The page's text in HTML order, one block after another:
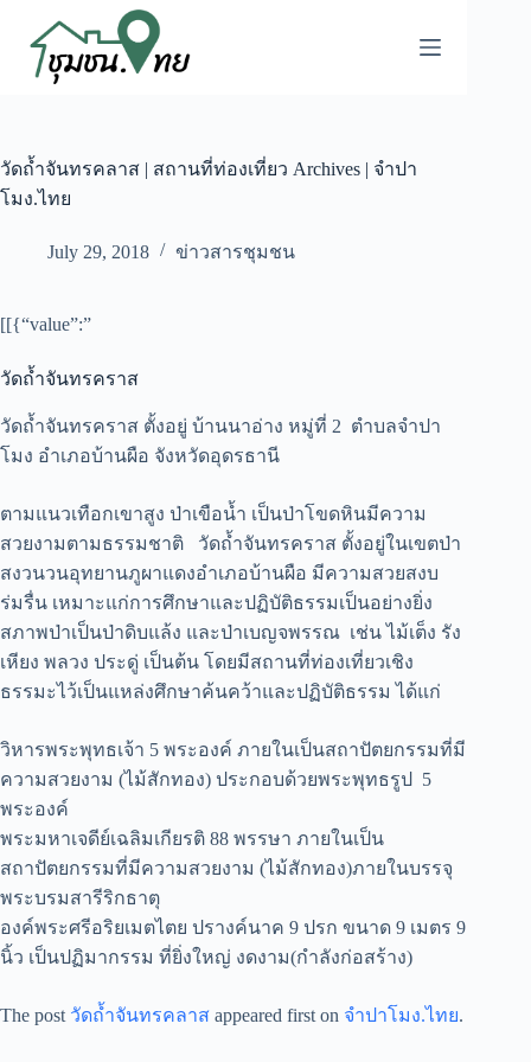
วัดถ้ำจันทรคลาส | สถานที่ท่องเที่ยว Archives | จำปา
โมง.ไทย
July 29, 2018 ข่าวสารชุมชน
[[{“value”:”
วัดถ้ำจันทรคราส
วัดถ้ำจันทรคราส ตั้งอยู่ บ้านนาอ่าง หมู่ที่ 2 ตำบลจำปา
โมง อำเภอบ้านผือ จังหวัดอุดรธานี
ตามแนวเทือกเขาสูง ป่าเขือน้ำ เป็นป่าโขดหินมีความ
สวยงามตามธรรมชาติ วัดถ้ำจันทรคราส ตั้งอยู่ในเขตป่า
สงวนวนอุทยานภูผาแดงอำเภอบ้านผือ มีความสวยสงบ
ร่มรื่น เหมาะแก่การศึกษาและปฏิบัติธรรมเป็นอย่างยิ่ง
สภาพป่าเป็นป่าดิบแล้ง และป่าเบญจพรรณ เช่น ไม้เต็ง รัง
เหียง พลวง ประดู่ เป็นต้น โดยมีสถานที่ท่องเที่ยวเชิง
ธรรมะไว้เป็นแหล่งศึกษาค้นคว้าและปฏิบัติธรรม ได้แก่
วิหารพระพุทธเจ้า 5 พระองค์ ภายในเป็นสถาปัตยกรรมที่มี
ความสวยงาม (ไม้สักทอง) ประกอบด้วยพระพุทธรูป 5
พระองค์
พระมหาเจดีย์เฉลิมเกียรติ 88 พรรษา ภายในเป็น
สถาปัตยกรรมที่มีความสวยงาม (ไม้สักทอง)ภายในบรรจุ
พระบรมสารีริกธาตุ
องค์พระศรีอริยเมตไตย ปรางค์นาค 9 ปรก ขนาด 9 เมตร 9
นิ้ว เป็นปฏิมากรรม ที่ยิ่งใหญ่ งดงาม(กำลังก่อสร้าง)
The post วัดถ้ำจันทรคลาส appeared first on จำปาโมง.ไทย.